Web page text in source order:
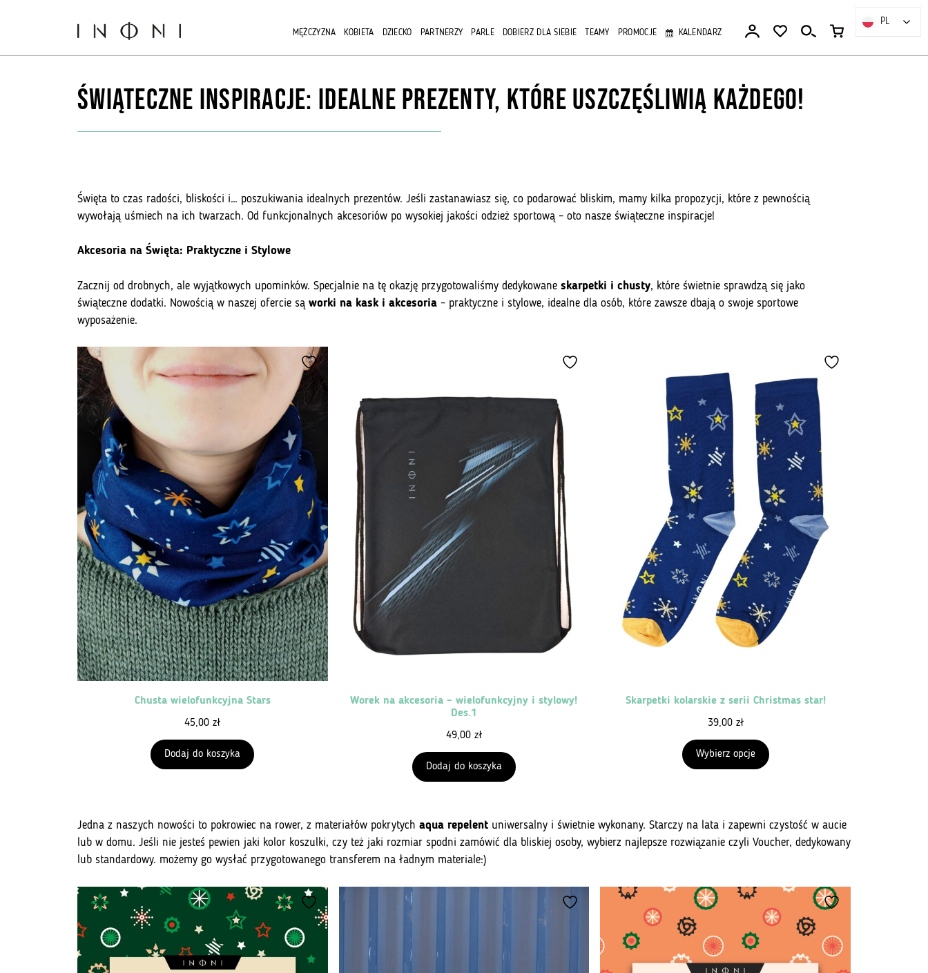
MĘŻCZYZNA KOBIETA DZIECKO PARTNERZY PARLE DOBIERZ DLA SIEBIE TEAMY PROMOCJE KALENDARZ
Świąteczne Inspiracje: Idealne Prezenty, które Uszczęśliwią Każdego!
Święta to czas radości, bliskości i… poszukiwania idealnych prezentów. Jeśli zastanawiasz się, co podarować bliskim, mamy kilka propozycji, które z pewnością
wywołają uśmiech na ich twarzach. Od funkcjonalnych akcesoriów po wysokiej jakości odzież sportową – oto nasze świąteczne inspiracje!
Akcesoria na Święta: Praktyczne i Stylowe
Zacznij od drobnych, ale wyjątkowych upominków. Specjalnie na tę okazję przygotowaliśmy dedykowane skarpetki i chusty, które świetnie sprawdzą się jako
świąteczne dodatki. Nowością w naszej ofercie są worki na kask i akcesoria – praktyczne i stylowe, idealne dla osób, które zawsze dbają o swoje sportowe
wyposażenie.
Chusta wielofunkcyjna Stars
45,00zł
Dodaj do koszyka
Worek na akcesoria – wielofunkcyjny i stylowy!
Des.1
49,00 zł
Dodaj do koszyka
Skarpetki kolarskie z serii Christmas star!
39,00 zł
Wybierz opcje
Jedna z naszych nowości to pokrowiec na rower, z materiałów pokrytych aqua repelent uniwersalny i świetnie wykonany. Starczy na lata i zapewni czystość w aucie
lub w domu. Jeśli nie jesteś pewien jaki kolor koszulki, czy też jaki rozmiar spodni zamówić dla bliskiej osoby, wybierz najlepsze rozwiązanie czyli Voucher, dedykowany
lub standardowy. możemy go wysłać przygotowanego transferem na ładnym materiale:)
PL
PL